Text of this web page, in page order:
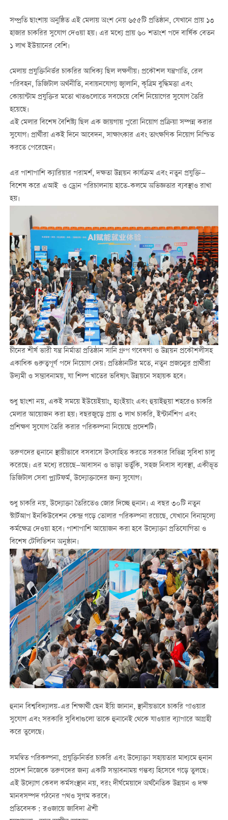
সম্প্রতি ছাংশায় অনুষ্ঠিত এই মেলায় অংশ নেয় ৬৫৫টি প্রতিষ্ঠান, যেখানে প্রায় ১৩
হাজার চাকরির সুযোগ দেওয়া হয়। এর মধ্যে প্রায় ৬০ শতাংশ পদে বার্ষিক বেতন
১ লাখ ইউয়ানের বেশি।
মেলায় প্রযুক্তিনির্ভর চাকরির আধিক্য ছিল লক্ষণীয়। প্রকৌশল যন্ত্রপাতি, রেল
পরিবহন, ডিজিটাল অর্থনীতি, নবায়নযোগ্য জ্বালানি, কৃত্রিম বুদ্ধিমত্তা এবং
কোয়ান্টাম প্রযুক্তির মতো খাতগুলোতে সবচেয়ে বেশি নিয়োগের সুযোগ তৈরি
হয়েছে।
এই মেলার বিশেষ বৈশিষ্ট্য ছিল এক জায়গায় পুরো নিয়োগ প্রক্রিয়া সম্পন্ন করার
সুযোগ। প্রার্থীরা একই দিনে আবেদন, সাক্ষাৎকার এবং তাৎক্ষণিক নিয়োগ নিশ্চিত
করতে পেরেছেন।
এর পাশাপাশি ক্যারিয়ার পরামর্শ, দক্ষতা উন্নয়ন কার্যক্রম এবং নতুন প্রযুক্তি—
বিশেষ করে এআই ও ড্রোন পরিচালনায় হাতে-কলমে অভিজ্ঞতার ব্যবস্থাও রাখা
হয়।
চীনের শীর্ষ ভারী যন্ত্র নির্মাতা প্রতিষ্ঠান সানি গ্রুপ গবেষণা ও উন্নয়ন প্রকৌশলীসহ
একাধিক গুরুত্বপূর্ণ পদে নিয়োগ দেয়। প্রতিষ্ঠানটির মতে, নতুন প্রজন্মের প্রার্থীরা
উদ্যমী ও সম্ভাবনাময়, যা শিল্প খাতের ভবিষ্যৎ উন্নয়নে সহায়ক হবে।
শুধু ছাংশা নয়, একই সময়ে ইউয়েইয়াং, হ্যংইয়াং এবং হুয়াইহুয়া শহরেও চাকরি
মেলার আয়োজন করা হয়। বছরজুড়ে প্রায় ৩ লাখ চাকরি, ইন্টার্নশিপ এবং
প্রশিক্ষণ সুযোগ তৈরি করার পরিকল্পনা নিয়েছে প্রদেশটি।
তরুণদের হুনানে স্থায়ীভাবে বসবাসে উৎসাহিত করতে সরকার বিভিন্ন সুবিধা চালু
করেছে। এর মধ্যে রয়েছে—আবাসন ও ভাড়া ভর্তুকি, সহজ নিবাস ব্যবস্থা, একীভূত
ডিজিটাল সেবা প্ল্যাটফর্ম, উদ্যোক্তাদের জন্য সুযোগ।
শুধু চাকরি নয়, উদ্যোক্তা তৈরিতেও জোর দিচ্ছে হুনান। এ বছর ৩০টি নতুন
স্টার্টআপ ইনকিউবেশন কেন্দ্র গড়ে তোলার পরিকল্পনা রয়েছে, যেখানে বিনামূল্যে
কর্মক্ষেত্র দেওয়া হবে। পাশাপাশি আয়োজন করা হবে উদ্যোক্তা প্রতিযোগিতা ও
বিশেষ টেলিভিশন অনুষ্ঠান।
হুনান বিশ্ববিদ্যালয়-এর শিক্ষার্থী ছেন ইয়ি জানান, স্থানীয়ভাবে চাকরি পাওয়ার
সুযোগ এবং সরকারি সুবিধাগুলো তাকে হুনানেই থেকে যাওয়ার ব্যাপারে আগ্রহী
করে তুলেছে।
সমন্বিত পরিকল্পনা, প্রযুক্তিনির্ভর চাকরি এবং উদ্যোক্তা সহায়তার মাধ্যমে হুনান
প্রদেশ নিজেকে তরুণদের জন্য একটি সম্ভাবনাময় গন্তব্য হিসেবে গড়ে তুলছে।
এই উদ্যোগ কেবল কর্মসংস্থান নয়, বরং দীর্ঘমেয়াদে অর্থনৈতিক উন্নয়ন ও দক্ষ
মানবসম্পদ গঠনের পথও সুগম করবে।
প্রতিবেদক : রওজায়ে জাবিদা ঐশী